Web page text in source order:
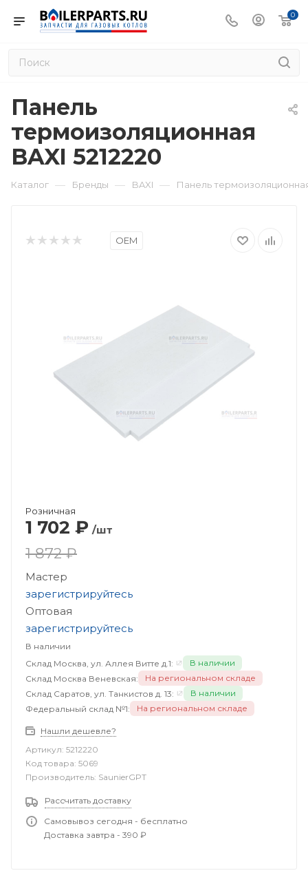
0
Панель
термоизоляционная
BAXI 5212220
Каталог — Бренды — BAXI — Панель термоизоляционная
OEM
Розничная
1 702 ₽ /шт
1 872 ₽
Мастер
зарегистрируйтесь
Оптовая
зарегистрируйтесь
В наличии
Склад Москва, ул. Аллея Витте д.1:
В наличии
Склад Москва Веневская:
На региональном складе
Склад Саратов, ул. Танкистов д. 13:
В наличии
Федеральный склад №1:
На региональном складе
Нашли дешевле?
Артикул: 5212220
Код товара: 5069
Производитель: SaunierGPT
Рассчитать доставку
Самовывоз сегодня - бесплатно
Доставка завтра - 390 ₽